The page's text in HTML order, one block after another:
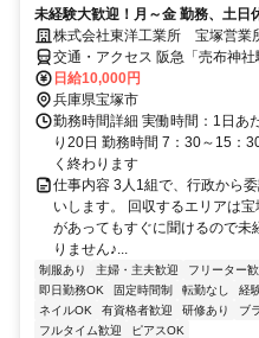
未経験大歓迎！月～金 勤務、土日
株式会社東洋工業所 宝塚営業
交通・アクセス 阪急「売布神
日給10,000円
兵庫県宝塚市
勤務時間詳細 実働時間：1日あ
り20日 勤務時間 7：30～15：
く終わります
仕事内容 3人1組で、行政から
いします。 回収するエリアは
があってもすぐに聞けるので未
りません♪...
制服あり 主婦・主夫歓迎 フリーター
即日勤務OK
固定時間制 転勤なし 経
ネイルOK
有資格者歓迎 研修あり ブ
フルタイム歓迎
ピアスOK